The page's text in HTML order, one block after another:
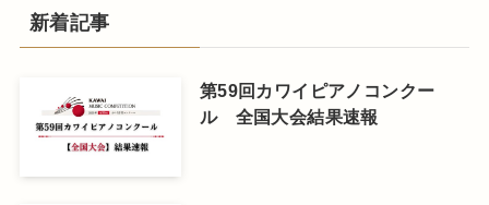
新着記事
第59回カワイピアノコンクー
ル 全国大会結果速報